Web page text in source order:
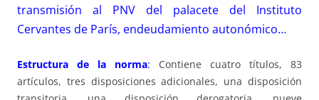
transmisión al PNV del palacete del Instituto
Cervantes de París, endeudamiento autonómico…
Estructura de la norma: Contiene cuatro títulos, 83
artículos, tres disposiciones adicionales, una disposición